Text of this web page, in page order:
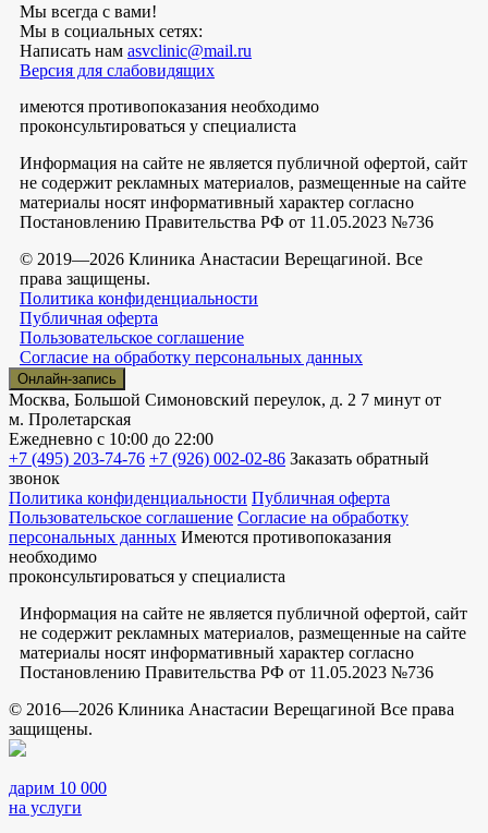
Мы всегда с вами!
Мы в социальных сетях:
Написать нам asvclinic@mail.ru
Версия для слабовидящих
имеются противопоказания необходимо
проконсультироваться у специалиста
Информация на сайте не является публичной офертой, сайт
не содержит рекламных материалов, размещенные на сайте
материалы носят информативный характер согласно
Постановлению Правительства РФ от 11.05.2023 №736
© 2019—2026 Клиника Анастасии Верещагиной. Все
права защищены.
Политика конфиденциальности
Публичная оферта
Пользовательское соглашение
Согласие на обработку персональных данных
Онлайн-запись
Москва, Большой Симоновский переулок, д. 2 7 минут от
м. Пролетарская
Ежедневно с 10:00 до 22:00
+7 (495) 203-74-76 +7 (926) 002-02-86 Заказать обратный
звонок
Политика конфиденциальности Публичная оферта
Пользовательское соглашение Согласие на обработку
персональных данных Имеются противопоказания
необходимо
проконсультироваться у специалиста
Информация на сайте не является публичной офертой, сайт
не содержит рекламных материалов, размещенные на сайте
материалы носят информативный характер согласно
Постановлению Правительства РФ от 11.05.2023 №736
© 2016—2026 Клиника Анастасии Верещагиной Все права
защищены.
дарим 10 000
на услуги